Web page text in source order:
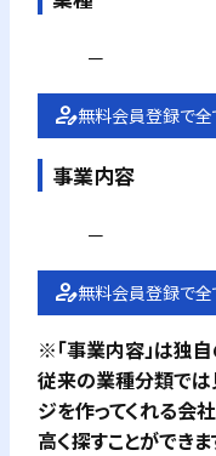
－
無料会員登録で全
事業内容
－
無料会員登録で全
※「事業内容」は独
従来の業種分類では
ジを作ってくれる会
高く探すことができま